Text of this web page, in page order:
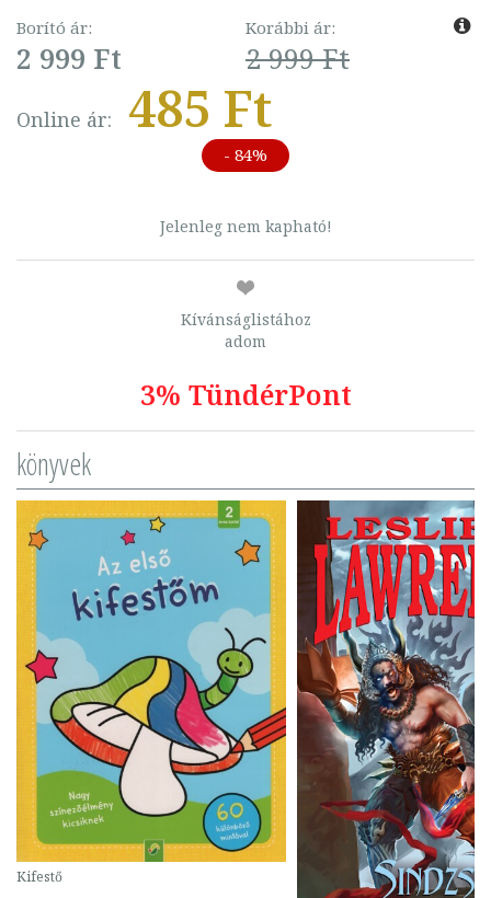
Borító ár:
2 999 Ft
Korábbi ár:
2 999 Ft
Online ár: 485 Ft
- 84%
Jelenleg nem kapható!
Kívánságlistához
adom
3% TündérPont
könyvek
Kifestő